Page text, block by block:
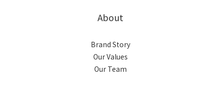
About
Brand Story
Our Values
Our Team